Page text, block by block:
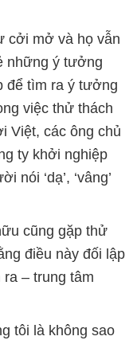
cởi mở và họ vẫn
những ý tưởng
để tìm ra ý tưởng
việc thử thách
Việt, các ông chủ
ty khởi nghiệp
nói ‘dạ’, ‘vâng’
cũng gặp thử
điều này đối lập
– trung tâm
tôi là không sao